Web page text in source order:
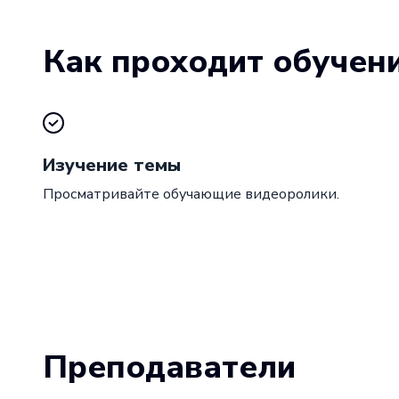
Как проходит
Изучение темы
Просматривайте обучающие видеоролики.
Преподаватели